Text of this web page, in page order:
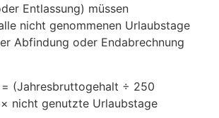
Entlassung) müssen
nicht genommenen Urlaubstage
Abfindung oder Endabrechnung
= (Jahresbruttogehalt ÷ 250
nicht genutzte Urlaubstage